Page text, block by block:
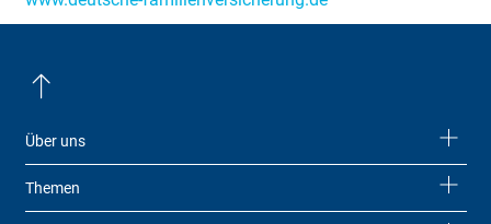
Über uns
Themen